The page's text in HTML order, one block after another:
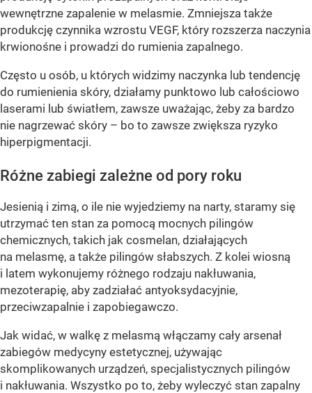
wewnętrzne zapalenie w melasmie. Zmniejsza także
produkcję czynnika wzrostu VEGF, który rozszerza naczynia
krwionośne i prowadzi do rumienia zapalnego.
Często u osób, u których widzimy naczynka lub tendencję
do rumienienia skóry, działamy punktowo lub całościowo
laserami lub światłem, zawsze uważając, żeby za bardzo
nie nagrzewać skóry – bo to zawsze zwiększa ryzyko
hiperpigmentacji.
Różne zabiegi zależne od pory roku
Jesienią i zimą, o ile nie wyjedziemy na narty, staramy się
utrzymać ten stan za pomocą mocnych pilingów
chemicznych, takich jak cosmelan, działających
na melasmę, a także pilingów słabszych. Z kolei wiosną
i latem wykonujemy różnego rodzaju nakłuwania,
mezoterapię, aby zadziałać antyoksydacyjnie,
przeciwzapalnie i zapobiegawczo.
Jak widać, w walkę z melasmą włączamy cały arsenał
zabiegów medycyny estetycznej, używając
skomplikowanych urządzeń, specjalistycznych pilingów
i nakłuwania. Wszystko po to, żeby wyleczyć stan zapalny